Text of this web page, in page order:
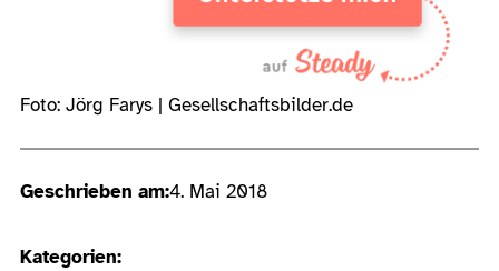
Foto: Jörg Farys | Gesellschaftsbilder.de
Geschrieben am:4. Mai 2018
Kategorien: